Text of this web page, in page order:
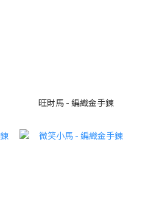
旺財馬 - 編織金手鍊